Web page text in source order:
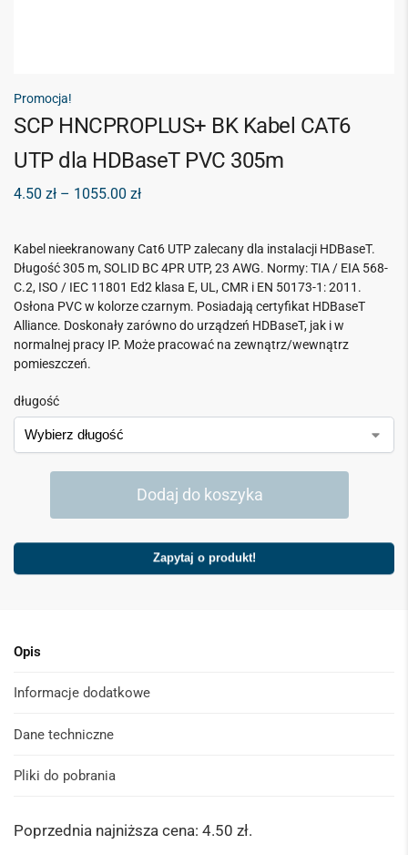
Promocja!
SCP HNCPROPLUS+ BK Kabel CAT6
UTP dla HDBaseT PVC 305m
4.50 zł – 1055.00 zł
Kabel nieekranowany Cat6 UTP zalecany dla instalacji HDBaseT.
Długość 305 m, SOLID BC 4PR UTP, 23 AWG. Normy: TIA / EIA 568-
C.2, ISO / IEC 11801 Ed2 klasa E, UL, CMR i EN 50173-1: 2011.
Osłona PVC w kolorze czarnym. Posiadają certyfikat HDBaseT
Alliance. Doskonały zarówno do urządzeń HDBaseT, jak i w
normalnej pracy IP. Może pracować na zewnątrz/wewnątrz
pomieszczeń.
długość
Dodaj do koszyka
Zapytaj o produkt!
Opis
Informacje dodatkowe
Dane techniczne
Pliki do pobrania
Poprzednia najniższa cena: 4.50 zł.